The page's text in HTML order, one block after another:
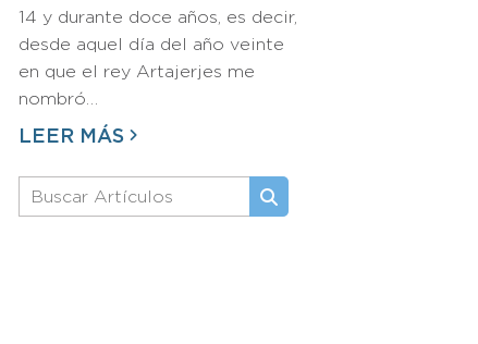
14 y durante doce años, es decir,
desde aquel día del año veinte
en que el rey Artajerjes me
nombró…
LEER MÁS